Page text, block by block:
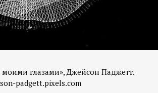
моими глазами», Джейсон Паджетт.